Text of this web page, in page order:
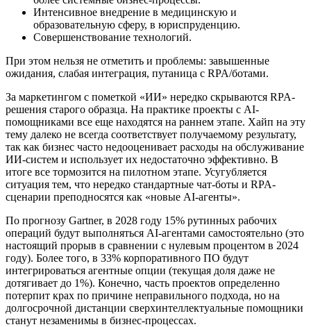
Интенсивное внедрение в медицинскую и
образовательную сферу, в юриспруденцию.
Совершенствование технологий.
При этом нельзя не отметить и проблемы: завышенные
ожидания, слабая интеграция, путаница с RPA/ботами.
За маркетингом с пометкой «ИИ» нередко скрываются RPA-
решения старого образца. На практике проекты с AI-
помощниками все еще находятся на раннем этапе. Хайп на эту
тему далеко не всегда соответствует получаемому результату,
так как бизнес часто недооценивает расходы на обслуживание
ИИ-систем и использует их недостаточно эффективно. В
итоге все тормозится на пилотном этапе. Усугубляется
ситуация тем, что нередко стандартные чат-боты и RPA-
сценарии преподносятся как «новые AI-агенты».
По прогнозу Gartner, в 2028 году 15% рутинных рабочих
операций будут выполняться AI-агентами самостоятельно (это
настоящий прорыв в сравнении с нулевым процентом в 2024
году). Более того, в 33% корпоративного ПО будут
интегрироваться агентные опции (текущая доля даже не
дотягивает до 1%). Конечно, часть проектов определенно
потерпит крах по причине неправильного подхода, но на
долгосрочной дистанции сверхинтеллектуальные помощники
станут незаменимы в бизнес-процессах.